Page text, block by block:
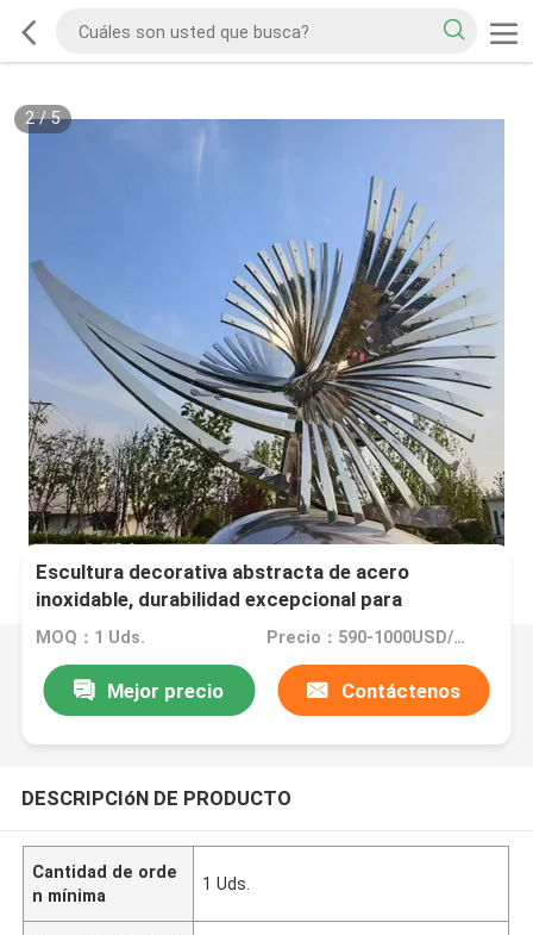
2/5
Escultura decorativa abstracta de acero
inoxidable, durabilidad excepcional para
exteriores/parque/jardín
MOQ：1 Uds. Precio：590-1000USD/PCS(Negotiate)
Mejor precio Contáctenos
DESCRIPCIóN DE PRODUCTO
Cantidad de orde
n mínima
1 Uds.